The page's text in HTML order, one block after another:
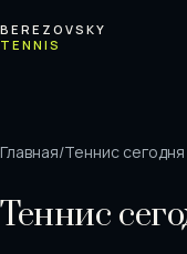
BEREZOVSKY
TENNIS
Главная/Теннис сегодня
Теннис